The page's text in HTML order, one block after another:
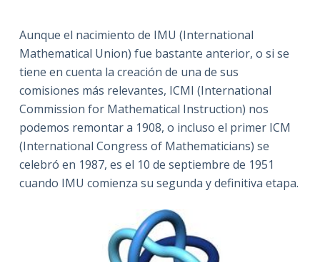
n
d
o
Aunque el nacimiento de IMU (International
Mathematical Union) fue bastante anterior, o si se
tiene en cuenta la creación de una de sus
comisiones más relevantes, ICMI (International
Commission for Mathematical Instruction) nos
podemos remontar a 1908, o incluso el primer ICM
(International Congress of Mathematicians) se
celebró en 1987, es el 10 de septiembre de 1951
cuando IMU comienza su segunda y definitiva etapa.